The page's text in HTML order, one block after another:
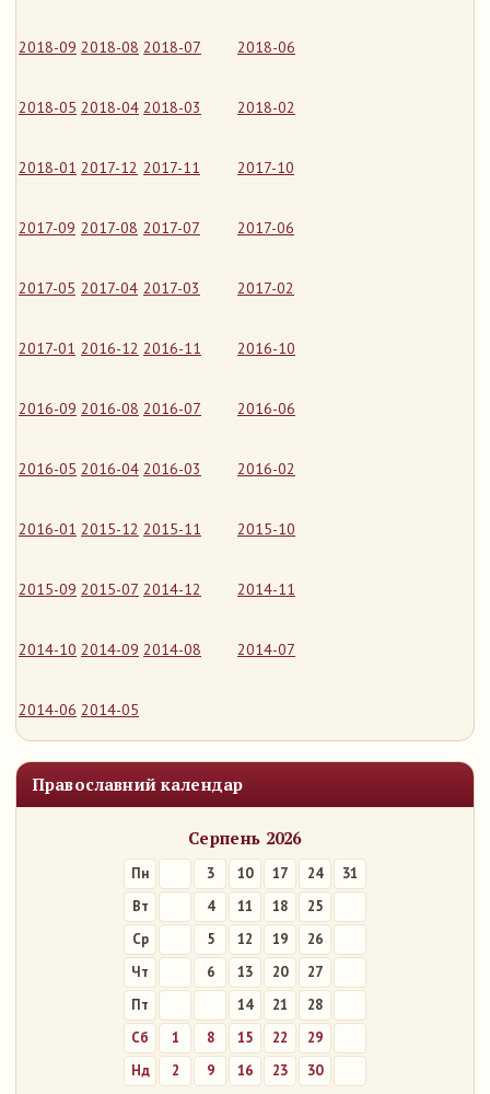
2018-09 2018-08 2018-07 2018-06
2018-05 2018-04 2018-03 2018-02
2018-01 2017-12 2017-11 2017-10
2017-09 2017-08 2017-07 2017-06
2017-05 2017-04 2017-03 2017-02
2017-01 2016-12 2016-11 2016-10
2016-09 2016-08 2016-07 2016-06
2016-05 2016-04 2016-03 2016-02
2016-01 2015-12 2015-11 2015-10
2015-09 2015-07 2014-12 2014-11
2014-10 2014-09 2014-08 2014-07
2014-06 2014-05
Православний календар
Серпень 2026
Пн 3 10 17 24
31
Вт
4 11 18
25
Ср
5 12 19
26
Чт
6 13 20
27
Пт
14 21
28
Сб
1 8 15 22
29
Нд
2 9 16 23 30